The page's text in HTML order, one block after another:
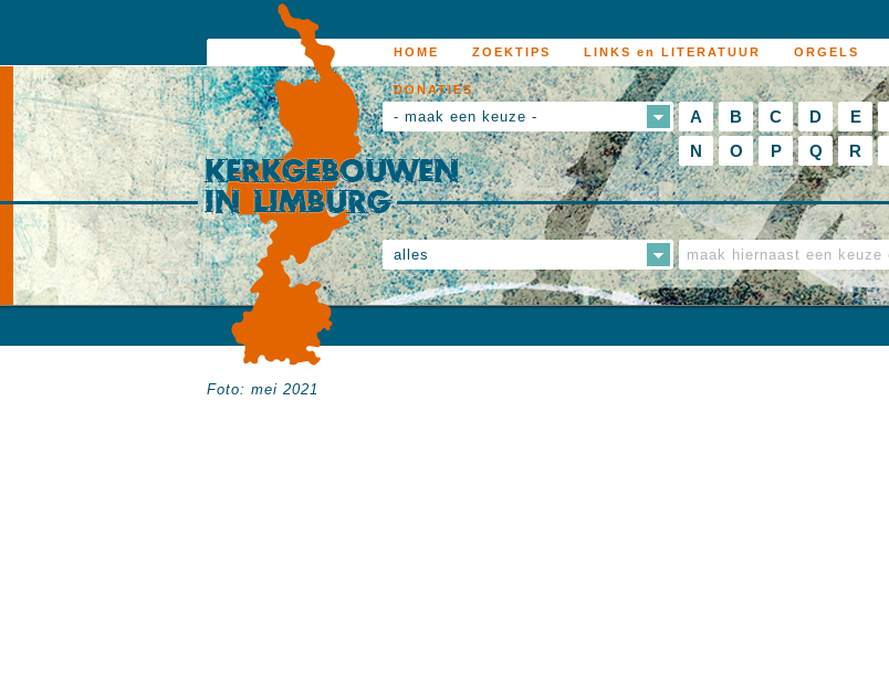
HOME ZOEKTIPS LINKS en LITERATUUR ORGELS
DONATIES
- maak een keuze - A B C D E
N
O P Q R
alles
Foto: mei 2021